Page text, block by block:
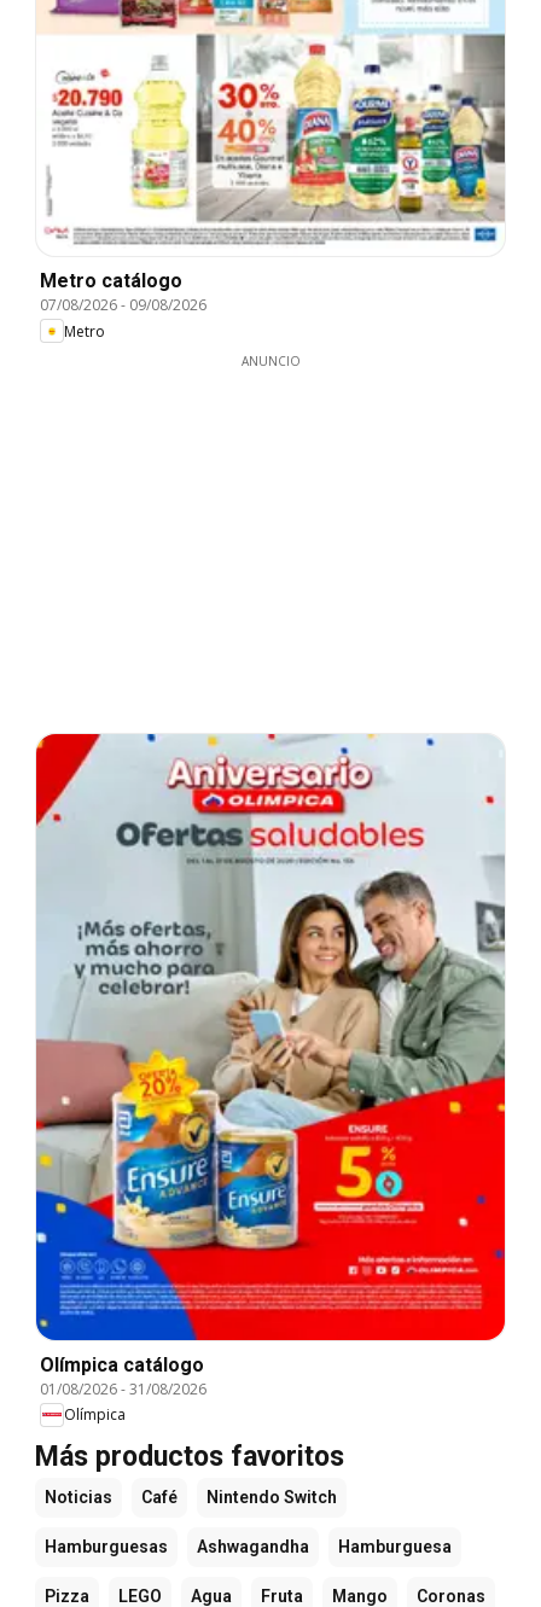
Metro catálogo
07/08/2026- 09/08/2026
Metro
ANUNCIO
Olímpica catálogo
01/08/2026-31/08/2026
Olímpica
Más productos favoritos
Noticias Café Nintendo Switch
Hamburguesas Ashwagandha Hamburguesa
Pizza LEGO Agua Fruta Mango Coronas